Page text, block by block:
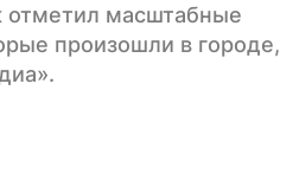
отметил масштабные
произошли в городе,